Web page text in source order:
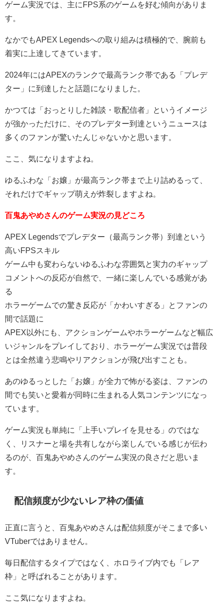
ゲーム実況では、主にFPS系のゲームを好む傾向がありま
す。
なかでもAPEX Legendsへの取り組みは積極的で、腕前も
着実に上達してきています。
2024年にはAPEXのランクで最高ランク帯である「プレデ
ター」に到達したと話題になりました。
かつては「おっとりした雑談・歌配信者」というイメージ
が強かっただけに、そのプレデター到達というニュースは
多くのファンが驚いたんじゃないかと思います。
ここ、気になりますよね。
ゆるふわな「お嬢」が最高ランク帯まで上り詰めるって、
それだけでギャップ萌えが炸裂しますよね。
百鬼あやめさんのゲーム実況の見どころ
APEX Legendsでプレデター（最高ランク帯）到達という
高いFPSスキル
ゲーム中も変わらないゆるふわな雰囲気と実力のギャップ
コメントへの反応が自然で、一緒に楽しんでいる感覚があ
る
ホラーゲームでの驚き反応が「かわいすぎる」とファンの
間で話題に
APEX以外にも、アクションゲームやホラーゲームなど幅広
いジャンルをプレイしており、ホラーゲーム実況では普段
とは全然違う悲鳴やリアクションが飛び出すことも。
あのゆるっとした「お嬢」が全力で怖がる姿は、ファンの
間でも笑いと愛着が同時に生まれる人気コンテンツになっ
ています。
ゲーム実況も単純に「上手いプレイを見せる」のではな
く、リスナーと場を共有しながら楽しんでいる感じが伝わ
るのが、百鬼あやめさんのゲーム実況の良さだと思いま
す。
配信頻度が少ないレア枠の価値
正直に言うと、百鬼あやめさんは配信頻度がそこまで多い
VTuberではありません。
毎日配信するタイプではなく、ホロライブ内でも「レア
枠」と呼ばれることがあります。
ここ気になりますよね。